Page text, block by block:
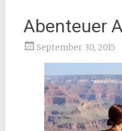
Abenteuer
September 30, 2015